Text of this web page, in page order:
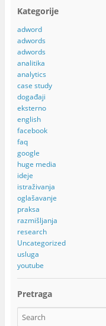
Kategorije
adword
adwords
adwords
analitika
analytics
case study
događaji
eksterno
english
facebook
faq
google
huge media
ideje
istraživanja
oglašavanje
praksa
razmišljanja
research
Uncategorized
usluga
youtube
Pretraga